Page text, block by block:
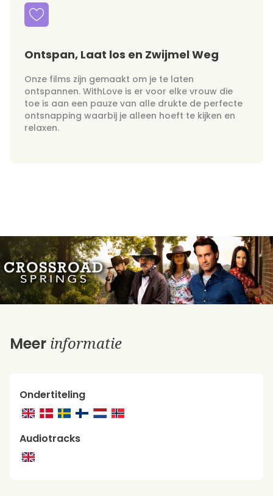
Ontspan, Laat los en Zwijmel Weg
Onze films zijn gemaakt om je te laten
ontspannen. WithLove is er voor elke vrouw die
toe is aan een pauze van alle drukte de perfecte
ontsnapping waarbij je alleen hoeft te kijken en
relaxen.
Meer informatie
Ondertiteling
Audiotracks